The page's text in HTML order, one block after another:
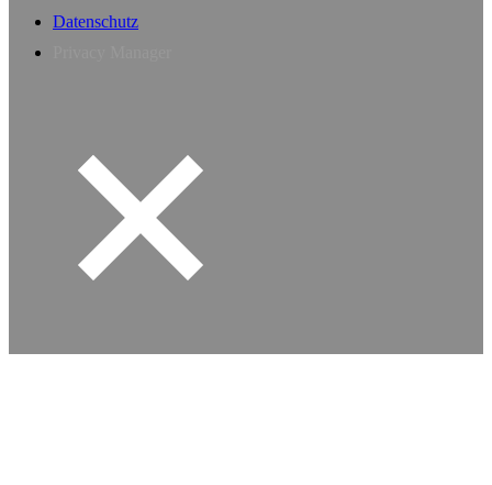
Datenschutz